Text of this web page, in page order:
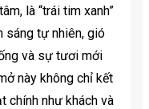
là “trái tim xanh”
sáng tự nhiên, gió
và sự tươi mới
này không chỉ kết
chính như khách và